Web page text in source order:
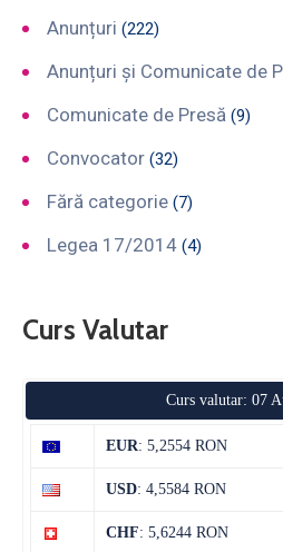
Anunțuri (222)
Anunțuri și Comunicate de
Comunicate de Presă (9)
Convocator (32)
Fără categorie (7)
Legea 17/2014 (4)
Curs Valutar
Curs valutar: 07
EUR: 5,2554 RON
USD: 4,5584 RON
CHF: 5,6244 RON